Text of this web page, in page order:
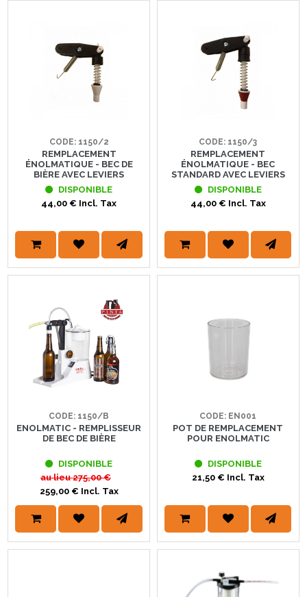
CODE: 1150/2
REMPLACEMENT
ÉNOLMATIQUE - BEC DE
BIÈRE AVEC LEVIERS
DISPONIBLE
44,00 € Incl. Tax
CODE: 1150/3
REMPLACEMENT
ÉNOLMATIQUE - BEC
STANDARD AVEC LEVIERS
DISPONIBLE
44,00 € Incl. Tax
CODE: 1150/B
ENOLMATIC - REMPLISSEUR
DE BEC DE BIÈRE
DISPONIBLE
au lieu275,00 €
259,00 € Incl. Tax
CODE: EN001
POT DE REMPLACEMENT
POUR ENOLMATIC
DISPONIBLE
21,50 € Incl. Tax